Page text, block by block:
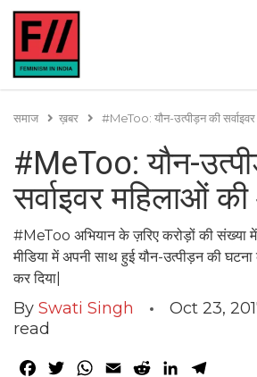
समाज ख़बर #MeToo: यौन-उत्पीड़न की
#MeToo: यौन-
सर्वाइवर महिलाओं
#MeToo अभियान के ज़रिए करोड़ों की संख्या
मीडिया में अपनी साथ हुई यौन-उत्पीड़न की
कर दिया|
By Swati Singh Oct 23,
read
Facebook
TwitterWhatsApp
Email RedditLinkedIn